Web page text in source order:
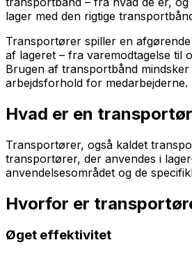
lager med den rigtige
Transportører spiller en
af lageret – fra varemodtagelse til
Brugen af transportbånd
arbejdsforhold for medarbejderne.
Hvad er en
Transportører, også kaldet
transportører, der anvendes i
anvendelsesområdet og de
Hvorfor er
Øget effektivitet